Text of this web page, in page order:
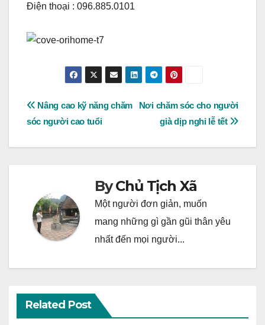
Điện thoại : 096.885.0101
Post
navigation
Nơi chăm sóc cho người
già dịp nghỉ lễ tết
Nâng cao kỹ năng chăm
sóc người cao tuổi
ByChủ Tịch Xã
Một người đơn giản, muốn
mang những gì gần gũi thân yêu
nhất đến mọi người...
Related Post